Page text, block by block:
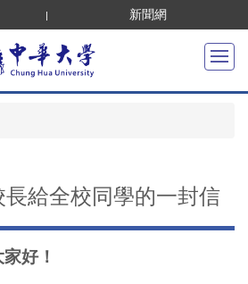
新聞網
長給全校同學的一封信
好！